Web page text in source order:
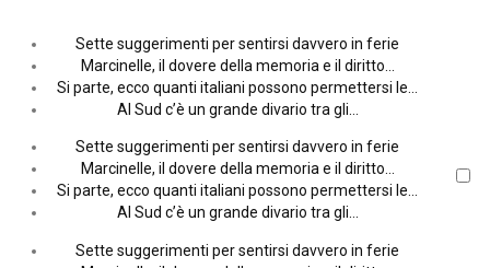
Sette suggerimenti per sentirsi davvero in ferie
Marcinelle, il dovere della memoria e il diritto…
Si parte, ecco quanti italiani possono permettersi le…
Al Sud c’è un grande divario tra gli…
Sette suggerimenti per sentirsi davvero in ferie
Marcinelle, il dovere della memoria e il diritto…
Si parte, ecco quanti italiani possono permettersi le…
Al Sud c’è un grande divario tra gli…
Sette suggerimenti per sentirsi davvero in ferie